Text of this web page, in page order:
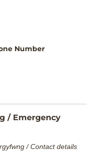
Number
/ Emergency
/ Contact details